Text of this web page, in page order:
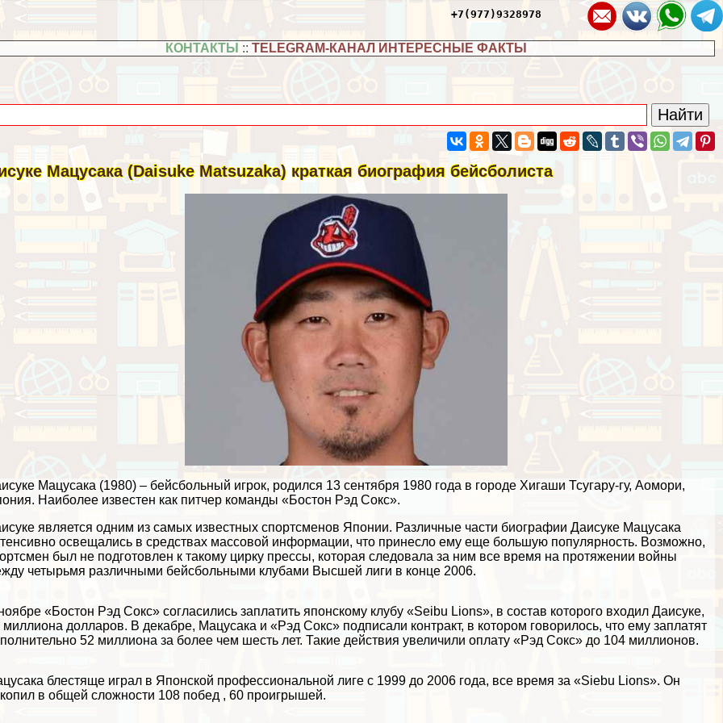
+7(977)9328978
КОНТАКТЫ ::TELEGRAM-КАНАЛ ИНТЕРЕСНЫЕ ФАКТЫ
Мацусака (Daisuke Matsuzaka) краткая биография бейсболиста
Мацусака (1980) – бейсбольный игрок, родился 13 сентября 1980 года в городе Хигаши Тсугару-гу, Аомори,
Наиболее известен как питчер комaнды «Бостон Рэд Сокс».
является одним из самых известных спортсменов Японии. Различные части биографии Даисуке Мацусака
освещались в средствах массовой информации, что принесло ему еще большую популярность. Возможно,
был не подготовлен к такому цирку прессы, которая следовала за ним все время на протяжении войны
четырьмя различными бейсбольными клубами Высшей лиги в конце 2006.
«Бостон Рэд Сокс» согласились заплатить японскому клубу «Seibu Lions», в состав которого входил Даисуке,
миллиона долларов. В декабре, Мацусака и «Рэд Сокс» подписали контpaкт, в котором говорилось, что ему заплатят
52 миллиона за более чем шесть лет. Такие действия увеличили оплату «Рэд Сокс» до 104 миллионов.
блестяще играл в Японской профессиональной лиге с 1999 до 2006 года, все время за «Siebu Lions». Он
в общей сложности 108 побед , 60 проигрышей.